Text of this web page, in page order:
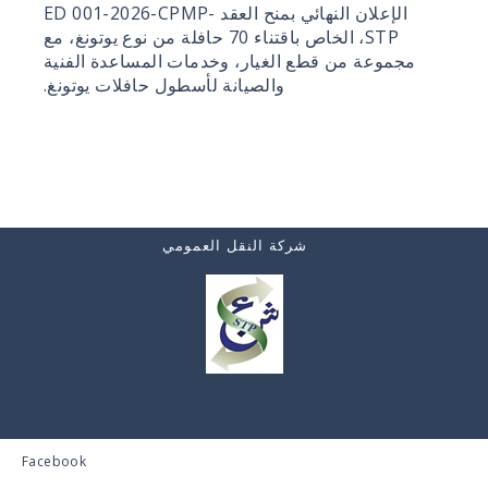
الإعلان النهائي بمنح العقد ED 001-2026-CPMP-
STP، الخاص باقتناء 70 حافلة من نوع يوتونغ، مع
مجموعة من قطع الغيار، وخدمات المساعدة الفنية
والصيانة لأسطول حافلات يوتونغ.
شركة النقل العمومي
Facebook